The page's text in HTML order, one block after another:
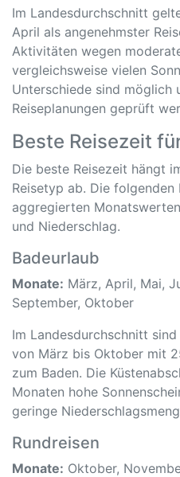
Im Landesdurchschnitt
April als angenehmster
Aktivitäten wegen
vergleichsweise vielen
Unterschiede sind möglich
Reiseplanungen geprüft
Beste Reisezeit
Die beste Reisezeit hängt
Reisetyp ab. Die
aggregierten
und Niederschlag.
Badeurlaub
Monate: März, April, Mai,
September, Oktober
Im Landesdurchschnitt
von März bis Oktober mit
zum Baden. Die
Monaten hohe
geringe
Rundreisen
Monate: Oktober,